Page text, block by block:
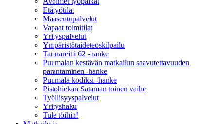
Etätyötilat
Maaseutupalvelut
Vapaat toimitilat
Yrityspalvelut
Ympäristötaideteoskilpailu
Tarinareitti 62 -hanke
Puumalan kestävän matkailun saavutettavuuden
parantaminen -hanke
Puumala kodiksi -hanke
Pistohiekan Sataman toinen vaihe
Työllisyyspalvelut
Yrityshaku
Tule töihin!